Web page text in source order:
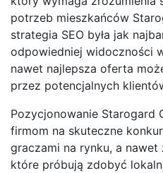
potrzeb mieszkańców
strategia SEO była jak
odpowiedniej widoczności
nawet najlepsza oferta
przez potencjalnych
Pozycjonowanie Starogard
firmom na skuteczne
graczami na rynku, a
które próbują zdobyć